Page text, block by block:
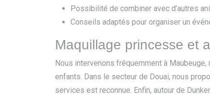
Possibilité de combiner avec d’autres
Conseils adaptés pour organiser un
Maquillage princesse et
Nous intervenons fréquemment à Maubeuge,
enfants. Dans le secteur de Douai, nous
services est reconnue. Enfin, autour de